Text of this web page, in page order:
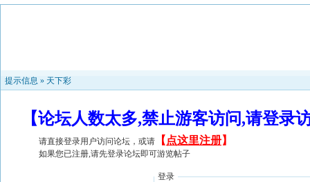
提示信息 » 天下彩
【论坛人数太多,禁止游客访问,请登
请直接登录用户访问论坛，或请 【 点这里注册】
如果您已注册,请先登录论坛即可游览帖子
登录